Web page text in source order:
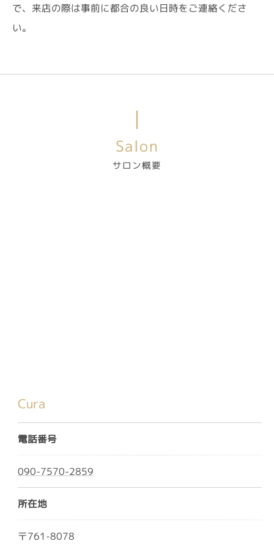
で、来店の際は事前に都合の良い日時をご連絡くださ
い。
サロン概要
Salon
Cura
電話番号
090-7570-2859
所在地
〒761-8078